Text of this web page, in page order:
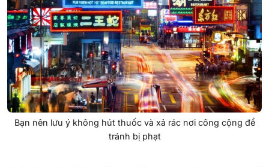
Bạn nên lưu ý không hút thuốc và xả rác nơi công cộng để
tránh bị phạt